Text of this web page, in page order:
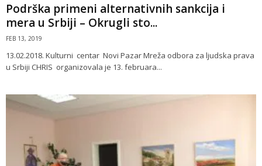
Podrška primeni alternativnih sankcija i
mera u Srbiji – Okrugli sto...
FEB 13, 2019
13.02.2018. Kulturni centar Novi Pazar Mreža odbora za ljudska prava
u Srbiji CHRIS organizovala je 13. februara...